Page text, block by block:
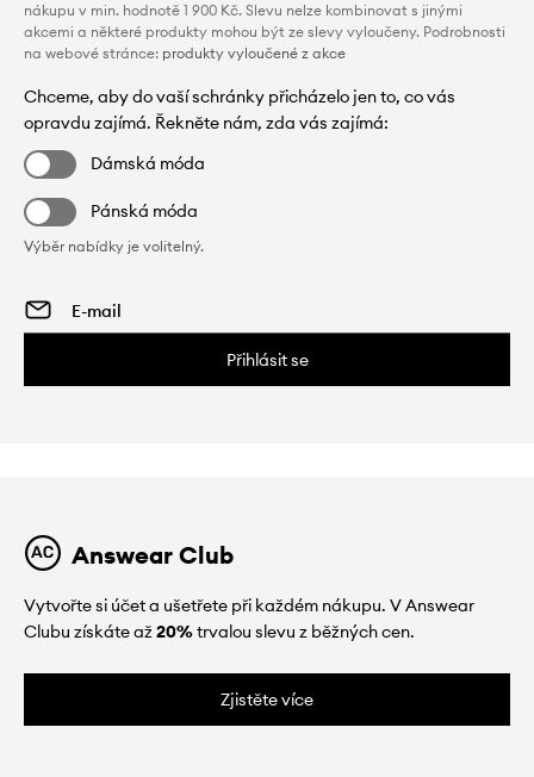
nákupu v min. hodnotě 1 900 Kč. Slevu nelze kombinovat s jinými
akcemi a některé produkty mohou být ze slevy vyloučeny. Podrobnosti
na webové stránce: produkty vyloučené z akce
Chceme, aby do vaší schránky přicházelo jen to, co vás
opravdu zajímá. Řekněte nám, zda vás zajímá:
Dámská móda
Pánská móda
Výběr nabídky je volitelný.
Přihlásit se
Answear Club
Vytvořte si účet a ušetřete při každém nákupu. V Answear
Clubu získáte až20%trvalou slevu z běžných cen.
Zjistěte více